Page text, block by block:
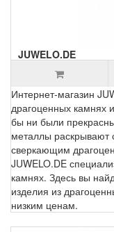
JUWELO.DE
Интернет-магазин
драгоценных камнях
бы ни были
металлы раскрывают
сверкающим
JUWELO.DE
камнях. Здесь вы
изделия из
низким ценам.